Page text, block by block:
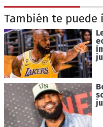
También te puede